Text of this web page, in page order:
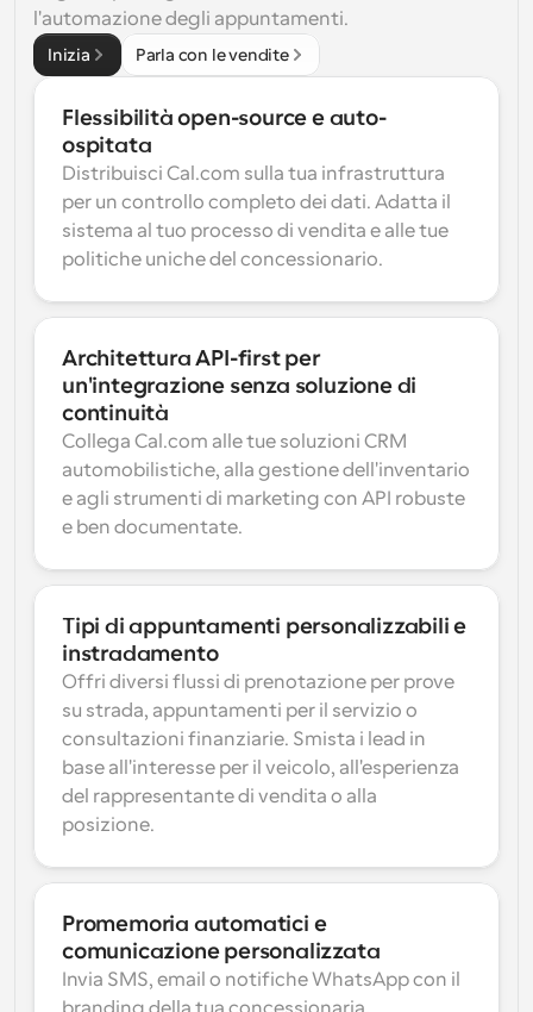
l'automazione degli appuntamenti.
Inizia Parla con le vendite
Flessibilità open-source e auto-
ospitata
Distribuisci Cal.com sulla tua infrastruttura
per un controllo completo dei dati. Adatta il
sistema al tuo processo di vendita e alle tue
politiche uniche del concessionario.
Architettura API-first per
un'integrazione senza soluzione di
continuità
Collega Cal.com alle tue soluzioni CRM
automobilistiche, alla gestione dell'inventario
e agli strumenti di marketing con API robuste
e ben documentate.
Tipi di appuntamenti personalizzabili e
instradamento
Offri diversi flussi di prenotazione per prove
su strada, appuntamenti per il servizio o
consultazioni finanziarie. Smista i lead in
base all'interesse per il veicolo, all'esperienza
del rappresentante di vendita o alla
posizione.
Promemoria automatici e
comunicazione personalizzata
Invia SMS, email o notifiche WhatsApp con il